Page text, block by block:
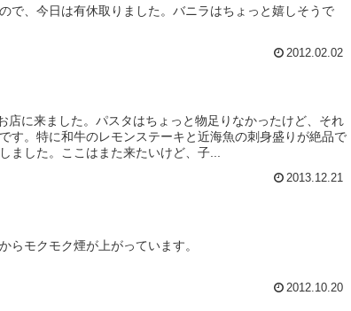
で、今日は有休取りました。バニラはちょっと嬉しそうで
2012.02.02
店に来ました。パスタはちょっと物足りなかったけど、それ
す。特に和牛のレモンステーキと近海魚の刺身盛りが絶品で
ました。ここはまた来たいけど、子...
2013.12.21
らモクモク煙が上がっています。
2012.10.20